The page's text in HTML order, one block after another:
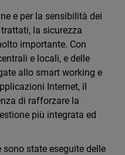
e per la sensibilità dei
la sicurezza
importante. Con
e locali, e delle
allo smart working e
Internet, il
di rafforzare la
più integrata ed
state eseguite delle